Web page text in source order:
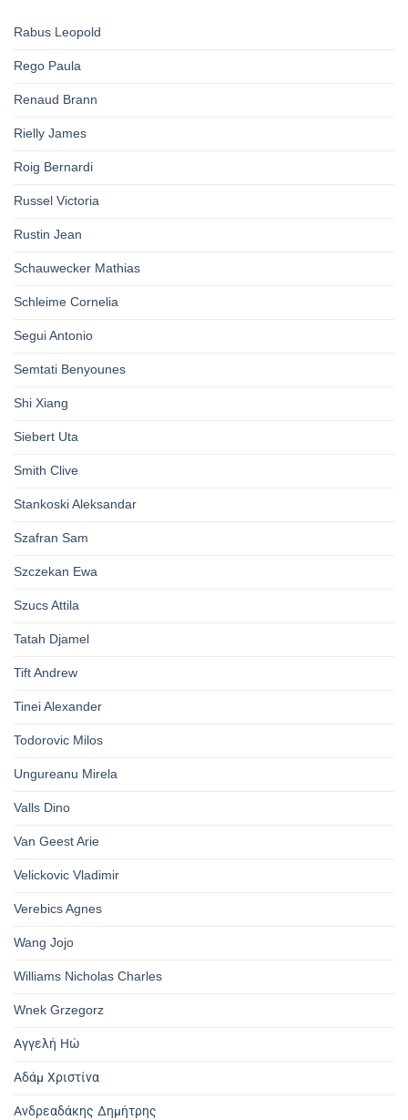
Rabus Leopold
Rego Paula
Renaud Brann
Rielly James
Roig Bernardi
Russel Victoria
Rustin Jean
Schauwecker Mathias
Schleime Cornelia
Segui Antonio
Semtati Benyounes
Shi Xiang
Siebert Uta
Smith Clive
Stankoski Aleksandar
Szafran Sam
Szczekan Ewa
Szucs Attila
Tatah Djamel
Tift Andrew
Tinei Alexander
Todorovic Milos
Ungureanu Mirela
Valls Dino
Van Geest Arie
Velickovic Vladimir
Verebics Agnes
Wang Jojo
Williams Nicholas Charles
Wnek Grzegorz
Αγγελή Ηώ
Αδάμ Χριστίνα
Ανδρεαδάκης Δημήτρης